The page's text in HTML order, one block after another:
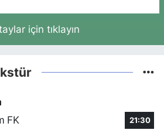
için tıklayın
FK
21:30